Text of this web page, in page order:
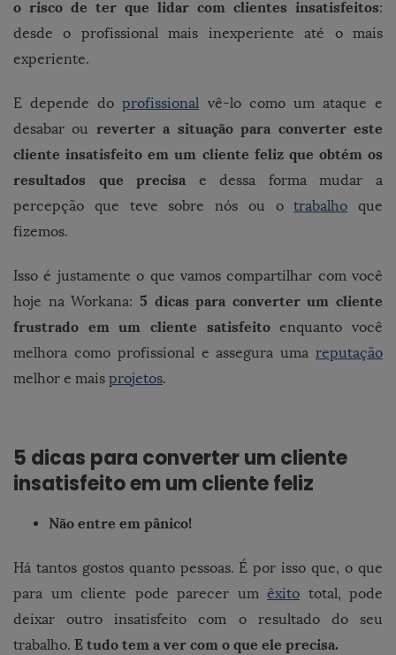
o risco de ter que lidar com clientes insatisfeitos:
desde o profissional mais inexperiente até o mais
experiente.
E depende doprofissional vê-lo como um ataque e
desabar ou reverter a situação para converter este
cliente insatisfeito em um cliente feliz que obtém os
resultados que precisa e dessa forma mudar a
percepção que teve sobre nós ou otrabalho que
fizemos.
Isso é justamente o que vamos compartilhar com você
hoje na Workana: 5 dicas para converter um cliente
frustrado em um cliente satisfeitoenquanto você
melhora como profissional e assegura uma reputação
melhor e mais projetos.
5 dicas para converter um cliente
insatisfeito em um cliente feliz
Não entre em pânico!
Há tantos gostos quanto pessoas. É por isso que, o que
para um cliente pode parecer um êxito total, pode
deixar outro insatisfeito com o resultado do seu
trabalho. E tudo tem a ver com o que ele precisa.